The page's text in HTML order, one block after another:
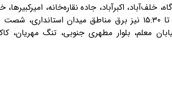
تلخسرو جنوبی، نره‌گاه، خلف‌آباد، اکبرآباد، جاده نقاره‌خانه،
ارتش، قسمتی از گلستانها، زیرتل، امامت‌ها، بلوار شهرک بلکو و از ساعت۱۳:۳۰ تا ۱۵:۳۰ نیز برق مناطق میدان
عدلها، شاهدها، خیابان معلم، بلوار مطهری جنوبی، تنگ مهریان،